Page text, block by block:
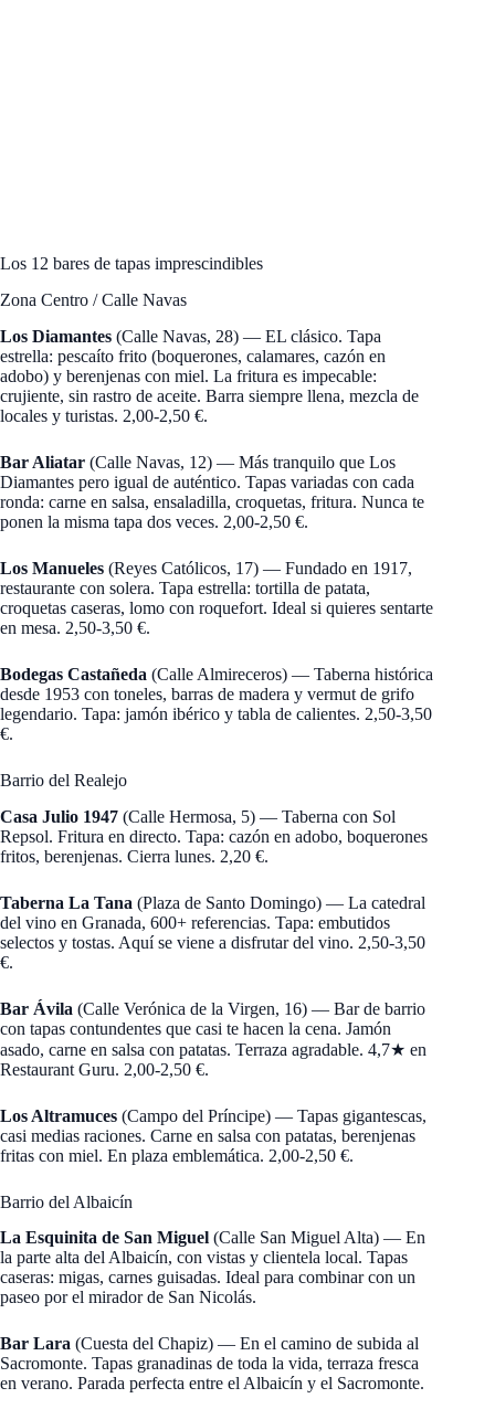
Los 12 bares de tapas imprescindibles
Zona Centro / Calle Navas
Los Diamantes (Calle Navas, 28) — EL clásico. Tapa
estrella: pescaíto frito (boquerones, calamares, cazón en
adobo) y berenjenas con miel. La fritura es impecable:
crujiente, sin rastro de aceite. Barra siempre llena, mezcla de
locales y turistas. 2,00-2,50 €.
Bar Aliatar (Calle Navas, 12) — Más tranquilo que Los
Diamantes pero igual de auténtico. Tapas variadas con cada
ronda: carne en salsa, ensaladilla, croquetas, fritura. Nunca te
ponen la misma tapa dos veces. 2,00-2,50 €.
Los Manueles (Reyes Católicos, 17) — Fundado en 1917,
restaurante con solera. Tapa estrella: tortilla de patata,
croquetas caseras, lomo con roquefort. Ideal si quieres sentarte
en mesa. 2,50-3,50 €.
Bodegas Castañeda (Calle Almireceros) — Taberna histórica
desde 1953 con toneles, barras de madera y vermut de grifo
legendario. Tapa: jamón ibérico y tabla de calientes. 2,50-3,50
€.
Barrio del Realejo
Casa Julio 1947 (Calle Hermosa, 5) — Taberna con Sol
Repsol. Fritura en directo. Tapa: cazón en adobo, boquerones
fritos, berenjenas. Cierra lunes. 2,20 €.
Taberna La Tana (Plaza de Santo Domingo) — La catedral
del vino en Granada, 600+ referencias. Tapa: embutidos
selectos y tostas. Aquí se viene a disfrutar del vino. 2,50-3,50
€.
Bar Ávila (Calle Verónica de la Virgen, 16) — Bar de barrio
con tapas contundentes que casi te hacen la cena. Jamón
asado, carne en salsa con patatas. Terraza agradable. 4,7★ en
Restaurant Guru. 2,00-2,50 €.
Los Altramuces (Campo del Príncipe) — Tapas gigantescas,
casi medias raciones. Carne en salsa con patatas, berenjenas
fritas con miel. En plaza emblemática. 2,00-2,50 €.
Barrio del Albaicín
La Esquinita de San Miguel (Calle San Miguel Alta) — En
la parte alta del Albaicín, con vistas y clientela local. Tapas
caseras: migas, carnes guisadas. Ideal para combinar con un
paseo por el mirador de San Nicolás.
Bar Lara (Cuesta del Chapiz) — En el camino de subida al
Sacromonte. Tapas granadinas de toda la vida, terraza fresca
en verano. Parada perfecta entre el Albaicín y el Sacromonte.